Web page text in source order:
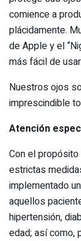
comience a
plácidamente.
de Apple y el
más fácil de usar.
Nuestros ojos
imprescindible
Atención
Con el
estrictas
implementado
aquellos
hipertensión,
edad; así como,